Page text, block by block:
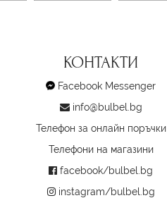
КОНТАКТИ
Facebook Messenger
info@bulbel.bg
Телефон за онлайн поръчки
Телефони на магазини
facebook/bulbel.bg
instagram/bulbel.bg